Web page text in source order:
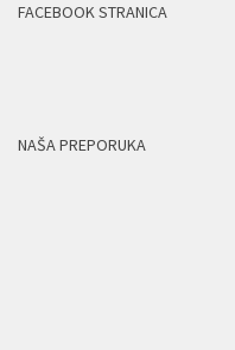
FACEBOOK STRANICA
NAŠA PREPORUKA